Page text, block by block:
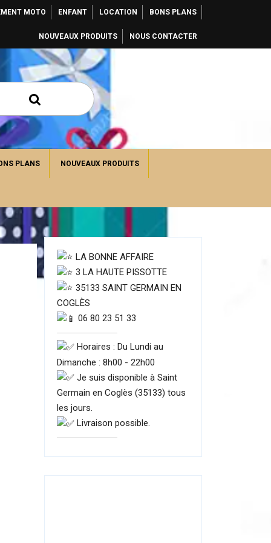
MOTO ENFANT LOCATION BONS PLANS
NOUVEAUX PRODUITS NOUS CONTACTER
PLANS NOUVEAUX PRODUITS
LA BONNE AFFAIRE
3 LA HAUTE PISSOTTE
35133 SAINT GERMAIN EN
COGLÈS
06 80 23 51 33
Horaires : Du Lundi au
Dimanche : 8h00 - 22h00
Je suis disponible à Saint
Germain en Coglès (35133) tous
les jours.
Livraison possible.